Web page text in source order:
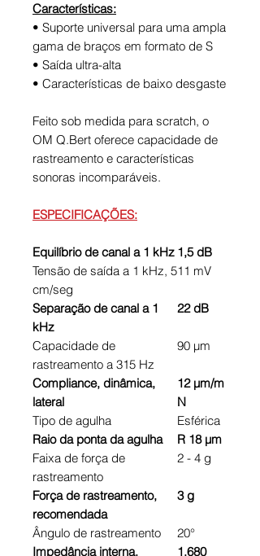
Características:
• Suporte universal para uma ampla
gama de braços em formato de S
• Saída ultra-alta
• Características de baixo desgaste
Feito sob medida para scratch, o
OM Q.Bert oferece capacidade de
rastreamento e características
sonoras incomparáveis.
ESPECIFICAÇÕES:
Equilíbrio de canal a 1 kHz 1,5 dB
Tensão de saída a 1 kHz, 5
cm/seg
11 mV
Separação de canal a 1
kHz
22 dB
Capacidade de
rastreamento a 315 Hz
90 μm
Compliance, dinâmica,
lateral
12 μm/m
N
Tipo de agulha
Esférica
Raio da ponta da agulha
R 18 μm
Faixa de força de
rastreamento
2 - 4 g
Força de rastreamento,
recomendada
3 g
Ângulo de rastreamento
20°
Impedância interna,
1,680